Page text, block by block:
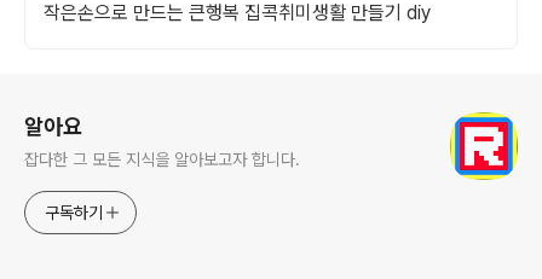
작은손으로 만드는 큰행복 집콕취미생활 만들기 diy
알아요
잡다한 그 모든 지식을 알아보고자 합니다.
구독하기